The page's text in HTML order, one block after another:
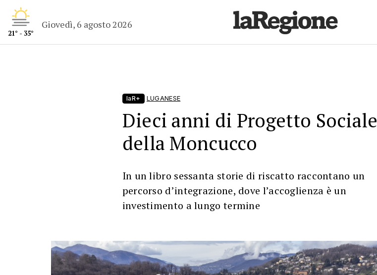
21° - 35°
Giovedì, 6 agosto 2026
laR+ LUGANESE
Dieci anni di Progetto Sociale
della Moncucco
In un libro sessanta storie di riscatto raccontano un
percorso d’integrazione, dove l’accoglienza è un
investimento a lungo termine